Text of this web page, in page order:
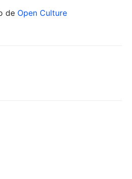
de Open Culture